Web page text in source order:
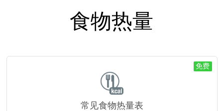
食物热量
免费
常见食物热量表